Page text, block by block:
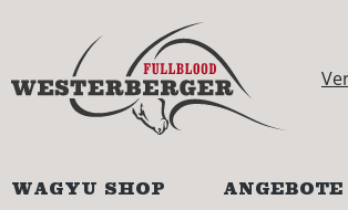
Zur Hauptnavigation springen
WAGYU SHOP ANGEBOTE